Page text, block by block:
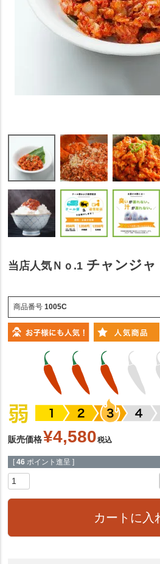
当店人気Ｎｏ.1 チャンジャ
商品番号 1005C
販売価格¥4,580税込
[ 46 ポイント進呈 ]
カートに入